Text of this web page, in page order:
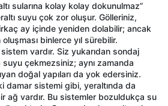
sularına kolay kolay dokunulmaz”
suyu çok zor oluşur. Gölleriniz,
ay içinde yeniden dolabilir; ancak
oluşması binlerce yıl sürebilir.
vardır. Siz yukarıdan sondaj
çekmezsiniz; aynı zamanda
doğal yapıları da yok edersiniz.
damar sistemi gibi, yeraltında da
ağ vardır. Bu sistemler bozuldukça su